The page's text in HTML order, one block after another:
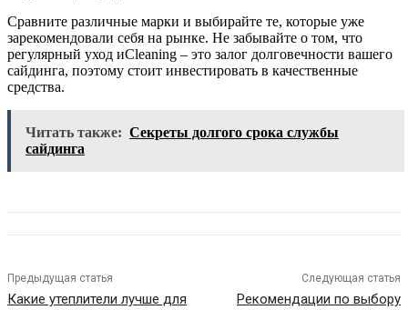
Сравните различные марки и выбирайте те, которые уже
зарекомендовали себя на рынке. Не забывайте о том, что
регулярный уход иCleaning – это залог долговечности вашего
сайдинга, поэтому стоит инвестировать в качественные
средства.
Читать также: Секреты долгого срока службы
сайдинга
Предыдущая статья
Какие утеплители лучше для
Следующая статья
Рекомендации по выбору